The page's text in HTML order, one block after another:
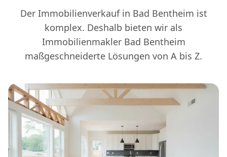
Der Immobilienverkauf in Bad Bentheim ist
komplex. Deshalb bieten wir als
Immobilienmakler Bad Bentheim
maßgeschneiderte Lösungen von A bis Z.